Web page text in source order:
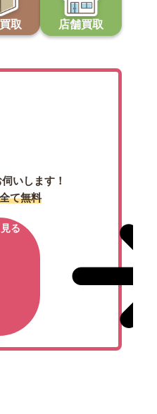
取 店舗買取
いします！
て無料
る